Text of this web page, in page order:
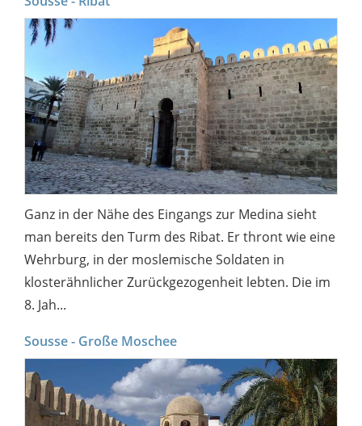
Ganz in der Nähe des Eingangs zur Medina sieht
man bereits den Turm des Ribat. Er thront wie eine
Wehrburg, in der moslemische Soldaten in
klosterähnlicher Zurückgezogenheit lebten. Die im
8. Jah...
Sousse - Große Moschee